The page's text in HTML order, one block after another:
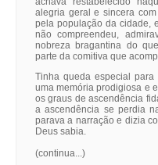
alegria geral e sincera
pela população da cidade,
não compreendeu,
nobreza bragantina do
parte da comitiva que
Tinha queda especial
uma memória prodigiosa e
os graus de ascendência
a ascendência se perdia
parava a narração e dizia
Deus sabia.
(continua...)